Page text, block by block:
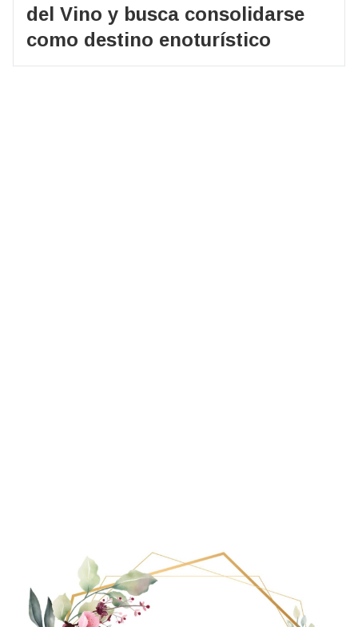
del Vino y busca consolidarse
como destino enoturístico